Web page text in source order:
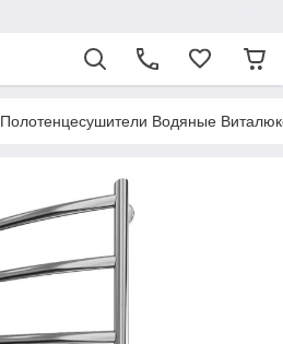
Полотенцесушители Водяные